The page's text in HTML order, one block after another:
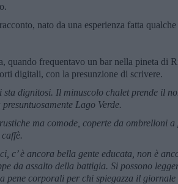
nato da una esperienza fatta
quando frequentavo un bar nella pineta di
digitali, con la presunzione di scrivere.
dignitosi. Il minuscolo chalet prende il
Lago Verde.
ma comode, coperte da ombrelloni
c’ è ancora bella gente educata, non è
da assalto della battigia. Si possono
pene corporali per chi spiegazza il